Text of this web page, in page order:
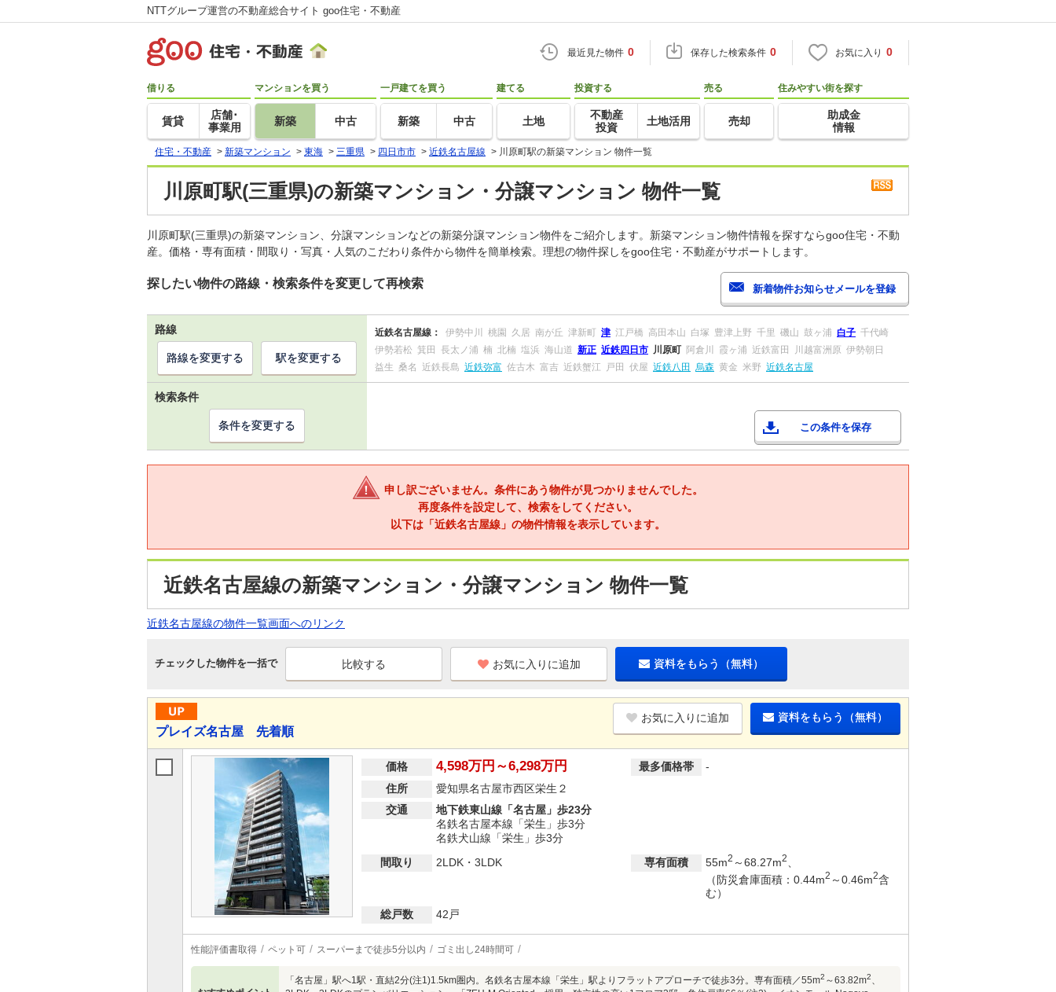
NTTグループ運営の不動産総合サイト goo住宅・不動産
最近見た物件 0 保存した検索条件 0 お気に入り 0
借りる
賃貸
店舗･
事業用
マンションを買う
新築 中古
一戸建てを買う
新築 中古
建てる
土地
投資する
不動産
投資
土地活用
売る
売却
住みやすい街を探す
助成金
情報
住宅・不動産 > 新築マンション > 東海 > 三重県 > 四日市市 > 近鉄名古屋線 > 川原町駅の新築マンション 物件一覧
川原町駅(三重県)の新築マンション・分譲マンション 物件一覧
川原町駅(三重県)の新築マンション、分譲マンションなどの新築分譲マンション物件をご紹介します。新築マンション物件情報を探すならgoo住宅・不動
産。価格・専有面積・間取り・写真・人気のこだわり条件から物件を簡単検索。理想の物件探しをgoo住宅・不動産がサポートします。
探したい物件の路線・検索条件を変更して再検索
路線 近鉄名古屋線： 伊勢中川 桃園 久居 南が丘 津新町 津 江戸橋 高田本山 白塚 豊津上野 千里 磯山 鼓ヶ浦 白子 千代崎
伊勢若松 箕田 長太ノ浦 楠 北楠 塩浜 海山道 新正 近鉄四日市 川原町 阿倉川 霞ヶ浦 近鉄富田 川越富洲原 伊勢朝日
益生 桑名 近鉄長島 近鉄弥富 佐古木 富吉 近鉄蟹江 戸田 伏屋 近鉄八田 烏森 黄金 米野 近鉄名古屋
路線を変更する 駅を変更する
検索条件
この条件を保存
条件を変更する
申し訳ございません。条件にあう物件が見つかりませんでした。
再度条件を設定して、検索をしてください。
以下は「近鉄名古屋線」の物件情報を表示しています。
近鉄名古屋線の新築マンション・分譲マンション 物件一覧
近鉄名古屋線の物件一覧画面へのリンク
チェックした物件を一括で お気に入りに追加 資料をもらう（無料）
プレイズ名古屋 先着順
お気に入りに追加 資料をもらう（無料）
価格 4,598万円～6,298万円 最多価格帯
-
住所
愛知県名古屋市西区栄生２
交通
地下鉄東山線「名古屋」歩23分
名鉄名古屋本線「栄生」歩3分
名鉄犬山線「栄生」歩3分
間取り
2LDK・3LDK 専有面積 55m2 ～68.27m2
（防災倉庫面積：0.44m2 ～0.46m2含
む）
総戸数
42戸
性能評価書取得 ペット可 スーパーまで徒歩5分以内 ゴミ出し24時間可
「名古屋」駅へ1駅・直結2分(注1)1.5km圏内。名鉄名古屋本線「栄生」駅よりフラットアプローチで徒歩3分。専有面積／55m2 ～63.82m2、